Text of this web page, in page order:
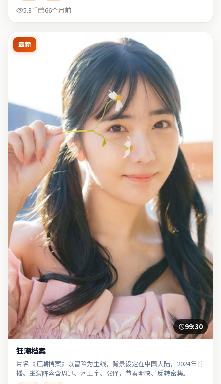
5.3千
66个月前
最新
99:30
狂潮档案
片名《狂潮档案》以冒险为主线，背景设定在中国大陆，2024年首
播。主演阵容含周迅、河正宇、张译，节奏明快、反转密集。